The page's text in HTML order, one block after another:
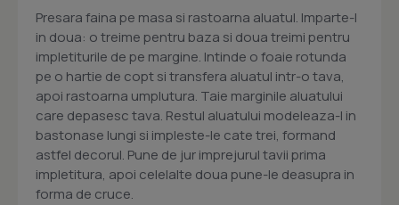
Presara faina pe masa si rastoarna aluatul. Imparte-l
in doua: o treime pentru baza si doua treimi pentru
impletiturile de pe margine. Intinde o foaie rotunda
pe o hartie de copt si transfera aluatul intr-o tava,
apoi rastoarna umplutura. Taie marginile aluatului
care depasesc tava. Restul aluatului modeleaza-l in
bastonase lungi si impleste-le cate trei, formand
astfel decorul. Pune de jur imprejurul tavii prima
impletitura, apoi celelalte doua pune-le deasupra in
forma de cruce.